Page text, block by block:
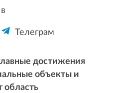
Телеграм
достижения
объекты и
область